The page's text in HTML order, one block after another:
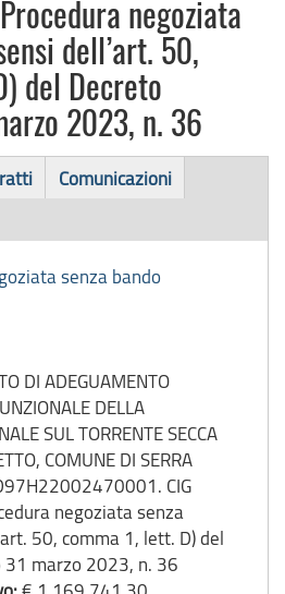
negoziata
dell’art. 50,
del Decreto
2023, n. 36
Comunicazioni
senza bando
DI ADEGUAMENTO
DELLA
SUL TORRENTE SECCA
COMUNE DI SERRA
D97H22002470001. CIG
negoziata senza
50, comma 1, lett. D) del
31 marzo 2023, n. 36